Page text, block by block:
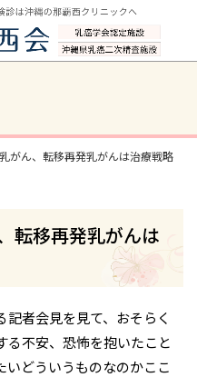
ん、転移再発乳がんは治療戦略
移再発乳がんは
者会見を見て、おそらく
る不安、恐怖を抱いたこと
いどういうものなのかここ